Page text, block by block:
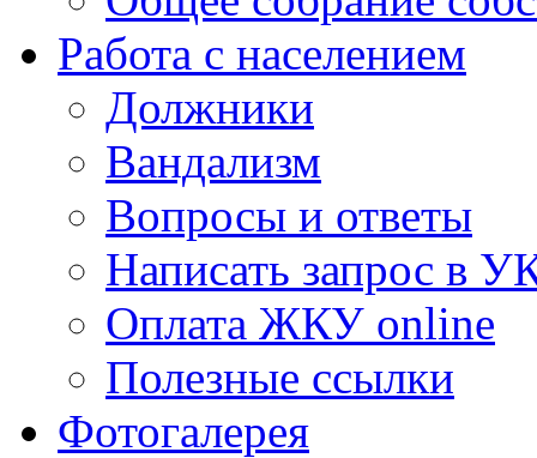
Работа с населением
Должники
Вандализм
Вопросы и ответы
Написать запрос в
Оплата ЖКУ online
Полезные ссылки
Фотогалерея